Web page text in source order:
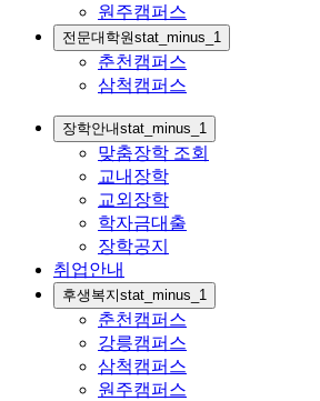
원주캠퍼스
전문대학원stat_minus_1
춘천캠퍼스
삼척캠퍼스
장학안내stat_minus_1
맞춤장학 조회
교내장학
교외장학
학자금대출
장학공지
취업안내
후생복지stat_minus_1
춘천캠퍼스
강릉캠퍼스
삼척캠퍼스
원주캠퍼스